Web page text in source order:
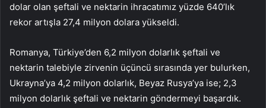
dolar olan şeftali ve nektarin ihracatımız yüzde 640’lık
rekor artışla 27,4 milyon dolara yükseldi.
Romanya, Türkiye’den 6,2 milyon dolarlık şeftali ve
nektarin talebiyle zirvenin üçüncü sırasında yer bulurken,
Ukrayna’ya 4,2 milyon dolarlık, Beyaz Rusya’ya ise; 2,3
milyon dolarlık şeftali ve nektarin göndermeyi başardık.